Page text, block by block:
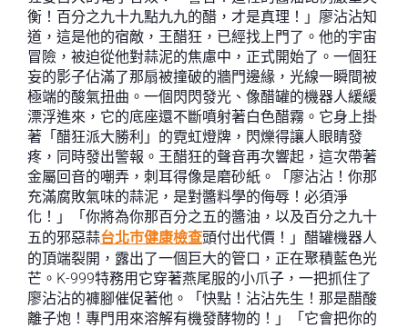
衡！百分之九十九點九九的醋，才是真理！」廖沾沾知
道，這是他的宿敵，王醋狂，已經找上門了。他的宇宙
冒險，被迫從他對蒜泥的焦慮中，正式開始了。一個狂
妄的影子佔滿了那扇被撞破的牆門邊緣，光線一瞬間被
極端的酸氣扭曲。一個閃閃發光、像醋罐的機器人緩緩
漂浮進來，它的底座還不斷噴射著白色醋霧。它身上掛
著「醋狂派大勝利」的霓虹燈牌，閃爍得讓人眼睛發
疼，同時發出警報。王醋狂的聲音再次響起，這次帶著
金屬回音的嘲弄，刺耳得像是磨砂紙。「廖沾沾！你那
充滿腐敗氣味的蒜泥，是對醬料學的侮辱！必須淨
化！」「你將為你那百分之五的醬油，以及百分之九十
五的邪惡蒜台北巿健康檢查頭付出代價！」醋罐機器人
的頂端裂開，露出了一個巨大的管口，正在聚積藍色光
芒。K-999特務用它穿著燕尾服的小爪子，一把抓住了
廖沾沾的褲腳催促著他。「快點！沾沾先生！那是醋酸
離子炮！專門用來溶解有機發酵物的！」「它會把你的